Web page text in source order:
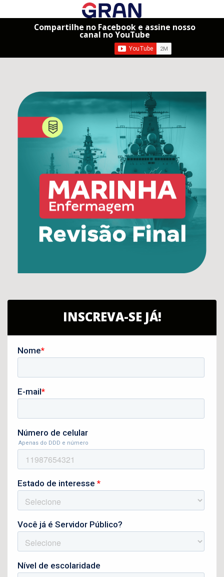
Compartilhe no Facebook e assine nosso
canal no YouTube
INSCREVA-SE JÁ!